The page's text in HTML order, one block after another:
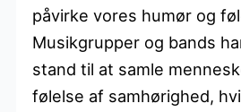
påvirke vores humør og
Musikgrupper og bands
stand til at samle
følelse af samhørighed,